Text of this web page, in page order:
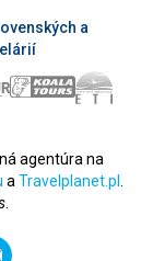
a
agentúra na
a Travelplanet.pl
.